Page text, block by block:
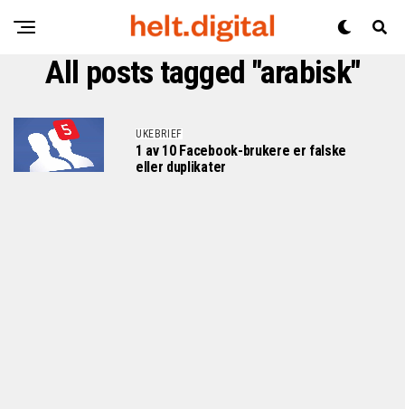
All posts tagged "arabisk"
UKEBRIEF
1 av 10 Facebook-brukere er falske
eller duplikater